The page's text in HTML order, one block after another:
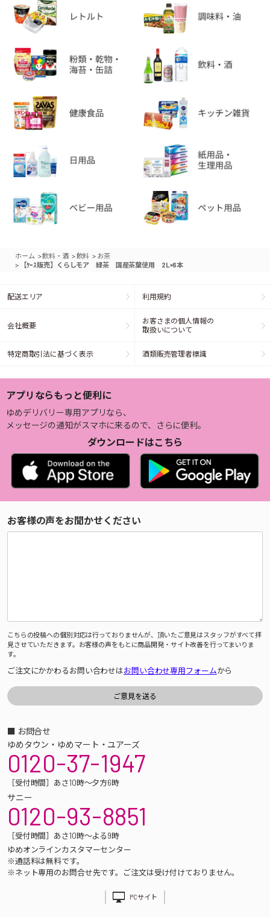
ホーム >飲料・酒 >飲料 > お茶
> 【ｹｰｽ販売】くらしモア 緑茶 国産茶葉使用 2L×6本
配送エリア 利用規約
会社概要
お客さまの個人情報の
取扱いについて
特定商取引法に基づく表示 酒類販売管理者標識
アプリならもっと便利に
ゆめデリバリー専用アプリなら、
メッセージの通知がスマホに来るので、さらに便利。
ダウンロードはこちら
お客様の声をお聞かせください
こちらの投稿への個別対応は行っておりませんが、頂いたご意見はスタッフがすべて拝
見させていただきます。お客様の声をもとに商品開発・サイト改善を行ってまいりま
す。
ご注文にかかわるお問い合わせはお問い合わせ専用フォームから
■ お問合せ
ゆめタウン・ゆめマート・ユアーズ
0120-37-1947
［受付時間］あさ10時～夕方6時
サニー
0120-93-8851
［受付時間］あさ10時～よる9時
ゆめオンラインカスタマーセンター
※通話料は無料です。
※ネット専用のお問合せ先です。ご注文は受け付けておりません。
PCサイト